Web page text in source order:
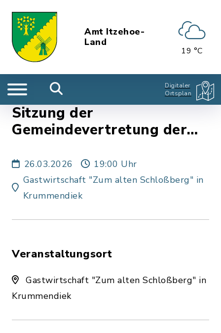
Amt Itzehoe-
Land
19 °C
Digitaler
Ortsplan
Sitzung der
Gemeindevertretung der
26.03.2026
19:00 Uhr
Gastwirtschaft "Zum alten Schloßberg" in
Krummendiek
Veranstaltungsort
Gastwirtschaft "Zum alten Schloßberg" in
Krummendiek